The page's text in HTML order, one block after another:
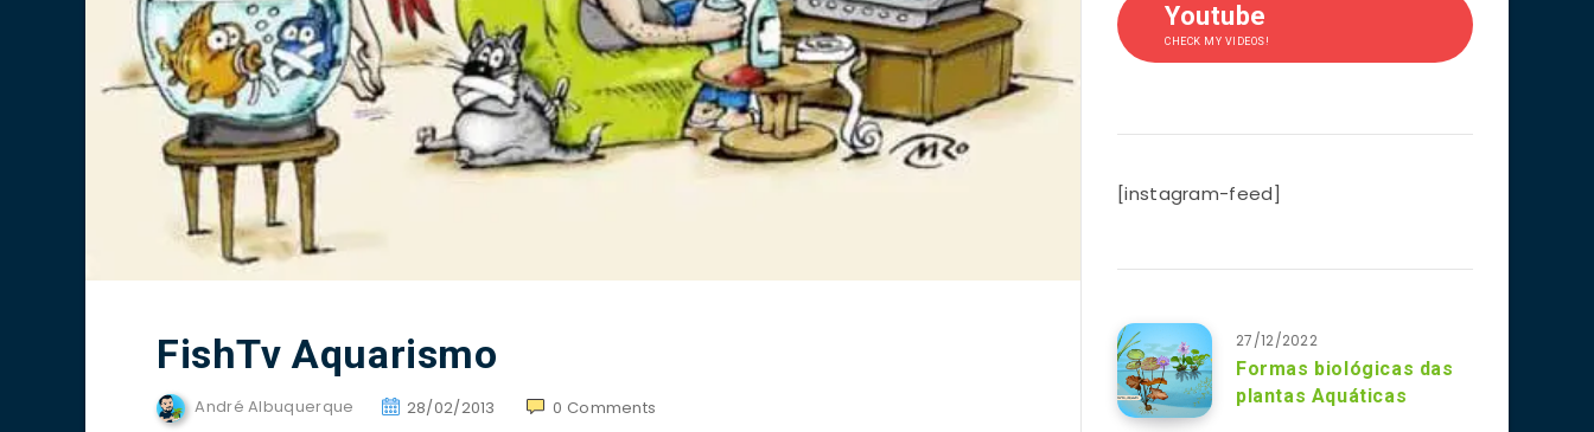
FishTv Aquarismo
André Albuquerque 28/02/2013 0 Comments
Youtube
CHECK MY VIDEOS!
[instagram-feed]
27/12/2022
Formas biológicas das
plantas Aquáticas